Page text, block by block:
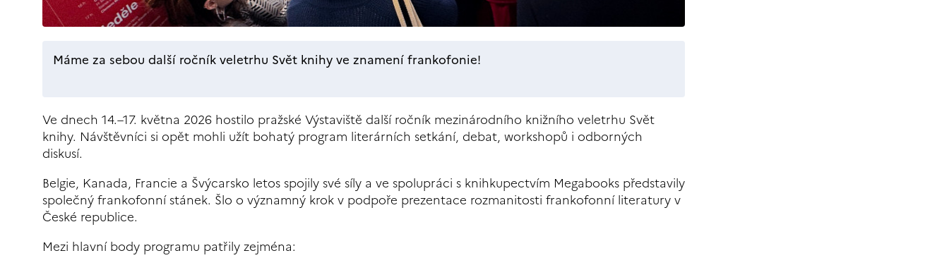
Máme za sebou další ročník veletrhu Svět knihy ve znamení frankofonie!
Ve dnech 14.–17. května 2026 hostilo pražské Výstaviště další ročník mezinárodního knižního veletrhu Svět
knihy. Návštěvníci si opět mohli užít bohatý program literárních setkání, debat, workshopů i odborných
diskusí.
Belgie, Kanada, Francie a Švýcarsko letos spojily své síly a ve spolupráci s knihkupectvím Megabooks představily
společný frankofonní stánek. Šlo o významný krok v podpoře prezentace rozmanitosti frankofonní literatury v
České republice.
Mezi hlavní body programu patřily zejména: